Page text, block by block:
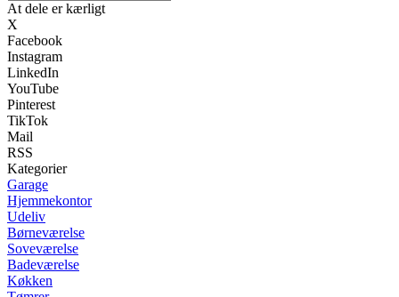
At dele er kærligt
X
Facebook
Instagram
LinkedIn
YouTube
Pinterest
TikTok
Mail
RSS
Kategorier
Garage
Hjemmekontor
Udeliv
Børneværelse
Soveværelse
Badeværelse
Køkken